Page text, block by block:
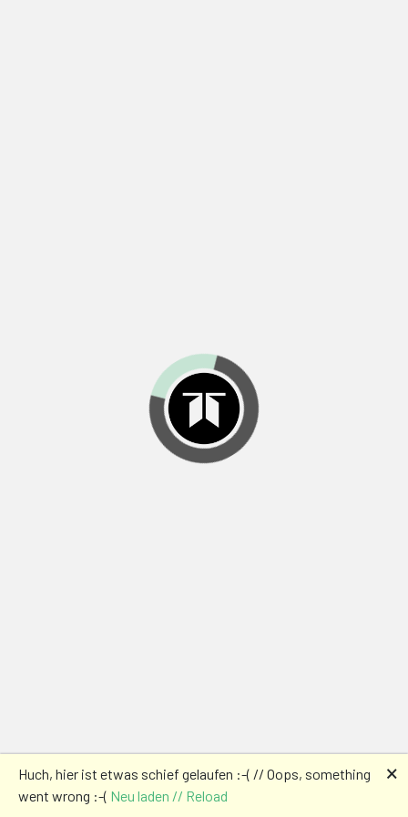
Huch, hier ist etwas schief gelaufen :-( // Oops, something
went wrong :-( Neu laden // Reload
🗙